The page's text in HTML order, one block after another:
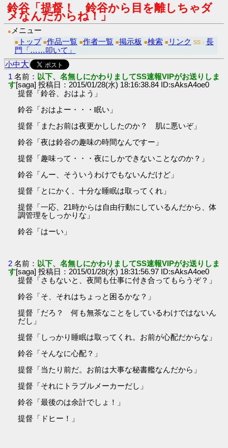
鈴谷「提督！ 鈴谷から目を離しちゃダ
メなんだからね！」
● メニュー
■ トップ ■作品一覧 ■作者一覧 ■掲示板 ■検索 ■ リンク SS： 長
門「……叩いて」
小中大
1 名前： 以下、名無しにかわりましてSS速報VIPがお送りしま
す[saga] 投稿日：2015/01/28(水) 18:16:38.84 ID:sAksA4oe0
提督「鈴谷、おはよう」
鈴谷「おはよー・・・眠い」
提督「またお前は夜更かししたのか？ 肌に悪いぞ」
鈴谷「夜は鈴谷の趣味の時間なんですー」
提督「趣味って・・・夜にしかできないことなのか？」
鈴谷「んー、そういうわけでもないんだけど」
提督「とにかく、十分な睡眠は取ってくれ」
提督「一応、21時からは自由行動にしているんだから、体
調管理をしっかりな」
鈴谷「はーい」
2 名前： 以下、名無しにかわりましてSS速報VIPがお送りしま
す[saga] 投稿日：2015/01/28(水) 18:31:56.97 ID:sAksA4oe0
提督「さもないと、夜間も仕事に付き合ってもらうぞ？」
鈴谷「そ、それはちょっと困るかな？」
提督「だろ？ 何も無茶なことをしているわけではないん
だし」
提督「しっかり睡眠は取ってくれ。お前が心配だからな」
鈴谷「そんなに心配？」
提督「当たり前だ。お前は大事な秘書艦なんだから」
提督「それにトラブルメーカーだし」
鈴谷「最後のは余計でしょ！」
提督「ドヒー！」